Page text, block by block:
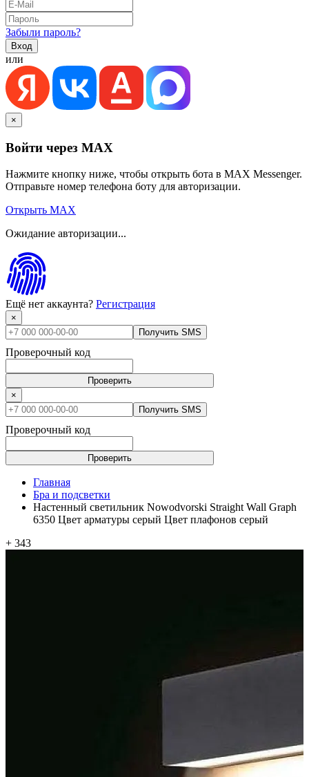
Забыли пароль?
или
×
Войти через MAX
Нажмите кнопку ниже, чтобы открыть бота в MAX Messenger.
Отправьте номер телефона боту для авторизации.
Открыть MAX
Ожидание авторизации...
Ещё нет аккаунта? Регистрация
×
Получить SMS
Проверочный код
Проверить
×
Получить SMS
Проверочный код
Проверить
Главная
Бра и подсветки
Настенный светильник Nowodvorski Straight Wall Graph
6350 Цвет арматуры серый Цвет плафонов серый
+ 343